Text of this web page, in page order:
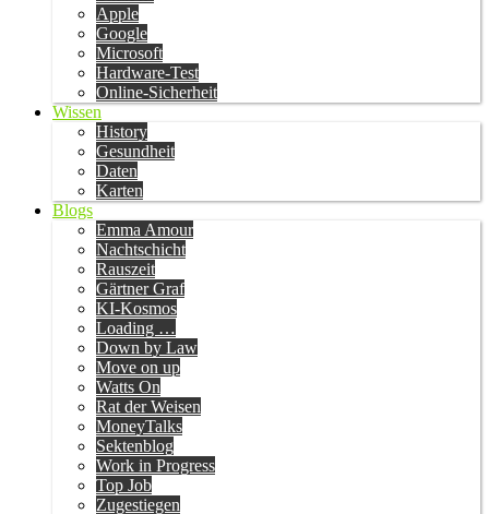
Apple
Google
Microsoft
Hardware-Test
Online-Sicherheit
Wissen
History
Gesundheit
Daten
Karten
Blogs
Emma Amour
Nachtschicht
Rauszeit
Gärtner Graf
KI-Kosmos
Loading …
Down by Law
Move on up
Watts On
Rat der Weisen
MoneyTalks
Sektenblog
Work in Progress
Top Job
Zugestiegen